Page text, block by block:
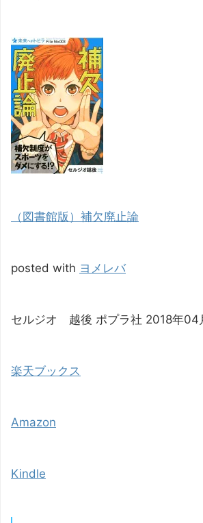
（図書館版）補欠廃止論
posted with ヨメレバ
セルジオ 越後 ポプラ社 2018年04
楽天ブックス
Amazon
Kindle